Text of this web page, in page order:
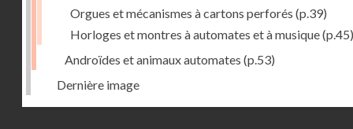
Orgues et mécanismes à cartons perforés (p.39)
Horloges et montres à automates et à musique(p.45)
Androïdes et animaux automates (p.53)
Dernière image